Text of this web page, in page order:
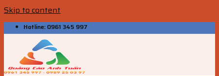
Skip to content
Hotline: 0961 345 997